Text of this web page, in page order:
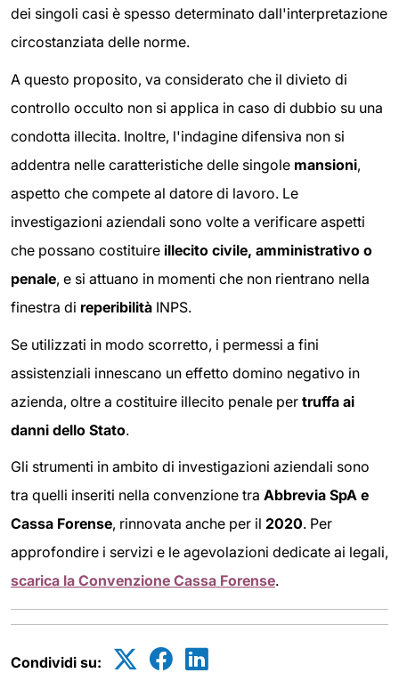
dei singoli casi è spesso determinato dall'interpretazione
circostanziata delle norme.
A questo proposito, va considerato che il divieto di
controllo occulto non si applica in caso di dubbio su una
condotta illecita. Inoltre, l'indagine difensiva non si
addentra nelle caratteristiche delle singole mansioni,
aspetto che compete al datore di lavoro. Le
investigazioni aziendali sono volte a verificare aspetti
che possano costituire illecito civile, amministrativo o
penale, e si attuano in momenti che non rientrano nella
finestra di reperibilità INPS.
Se utilizzati in modo scorretto, i permessi a fini
assistenziali innescano un effetto domino negativo in
azienda, oltre a costituire illecito penale per truffa ai
danni dello Stato.
Gli strumenti in ambito di investigazioni aziendali sono
tra quelli inseriti nella convenzione tra Abbrevia SpA e
Cassa Forense, rinnovata anche per il 2020. Per
approfondire i servizi e le agevolazioni dedicate ai legali,
scarica la Convenzione Cassa Forense.
Condividi su: